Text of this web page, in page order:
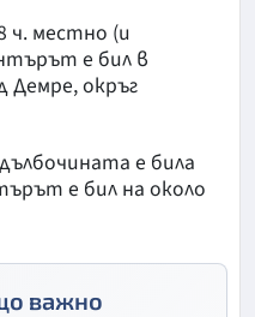
ч. местно (и
е бил в
Демре, окръг
е била
е бил на около
важно